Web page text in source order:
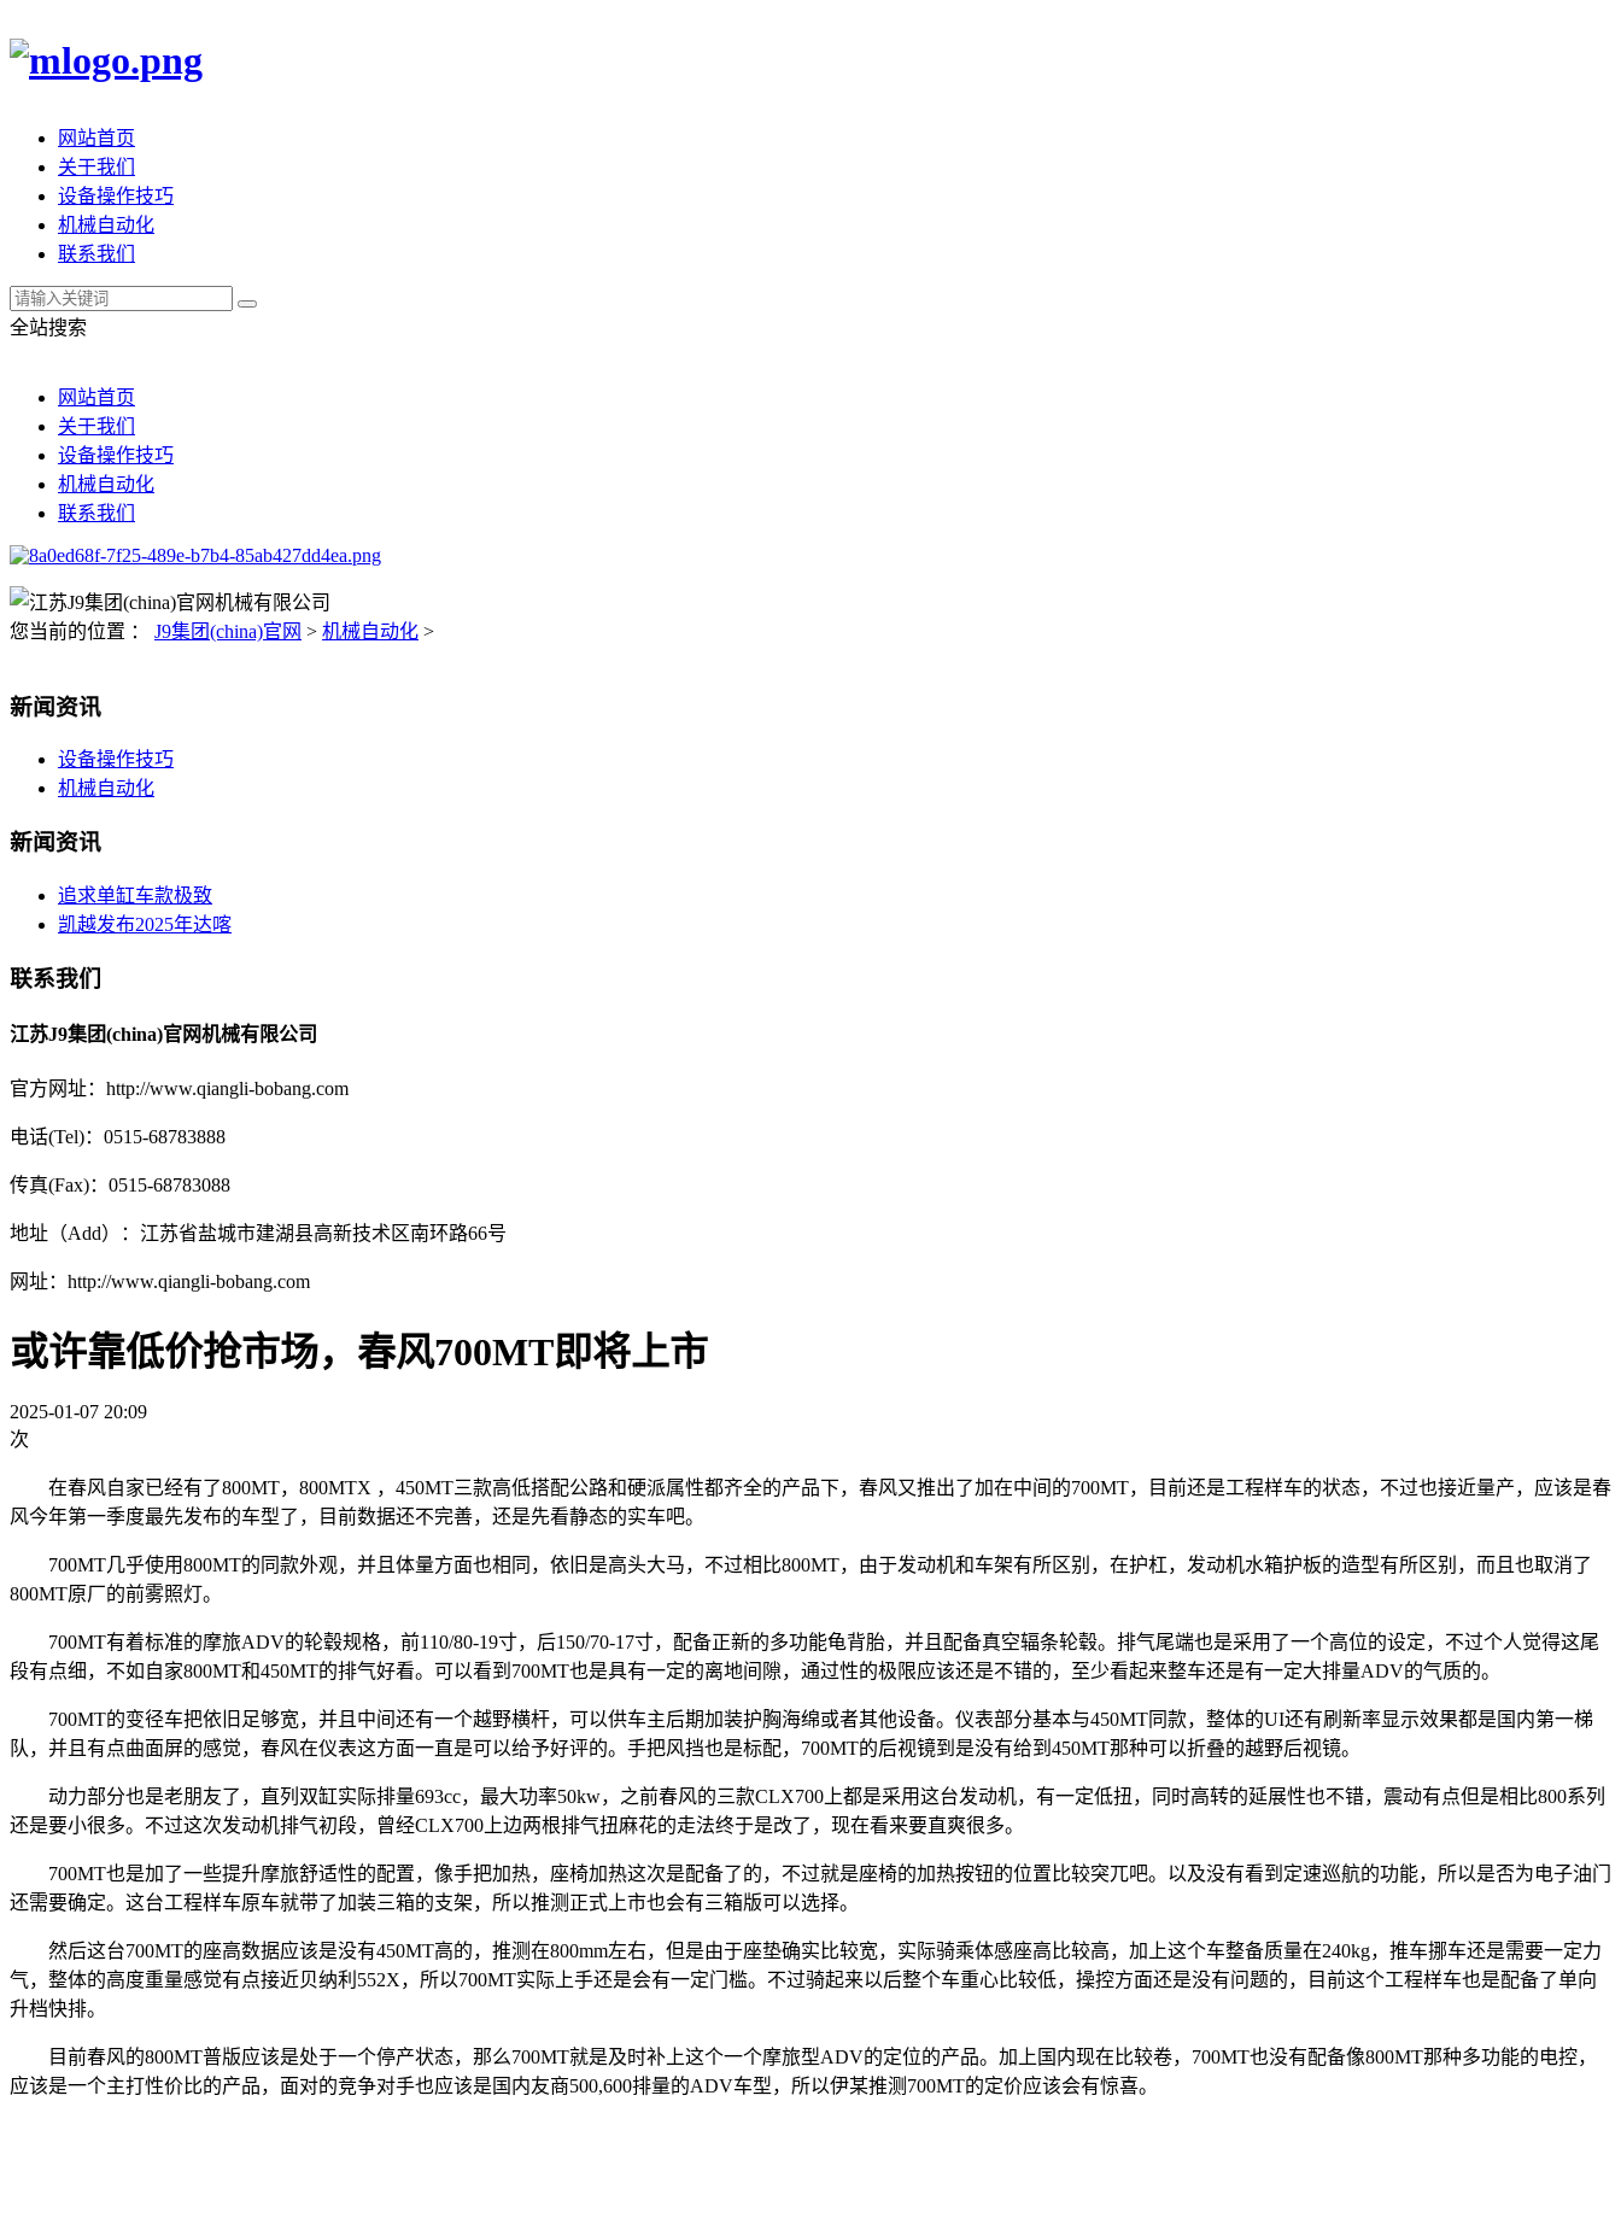
网站首页
关于我们
设备操作技巧
机械自动化
联系我们
全站搜索
网站首页
关于我们
设备操作技巧
机械自动化
联系我们
您当前的位置 ： J9集团(china)官网 > 机械自动化 >
新闻资讯
设备操作技巧
机械自动化
新闻资讯
追求单缸车款极致
凯越发布2025年达喀
联系我们
江苏J9集团(china)官网机械有限公司
官方网址：http://www.qiangli-bobang.com
电话(Tel)：0515-68783888
传真(Fax)：0515-68783088
地址（Add）：江苏省盐城市建湖县高新技术区南环路66号
网址：http://www.qiangli-bobang.com
或许靠低价抢市场，春风700MT即将上市
2025-01-07 20:09
次
在春风自家已经有了800MT，800MTX ，450MT三款高低搭配公路和硬派属性都齐全的产品下，春风又推出了加在中间的700MT，目前还是工程样车的状态，不过也接近量产，应该是春
风今年第一季度最先发布的车型了，目前数据还不完善，还是先看静态的实车吧。
700MT几乎使用800MT的同款外观，并且体量方面也相同，依旧是高头大马，不过相比800MT，由于发动机和车架有所区别，在护杠，发动机水箱护板的造型有所区别，而且也取消了
800MT原厂的前雾照灯。
700MT有着标准的摩旅ADV的轮毂规格，前110/80-19寸，后150/70-17寸，配备正新的多功能龟背胎，并且配备真空辐条轮毂。排气尾端也是采用了一个高位的设定，不过个人觉得这尾
段有点细，不如自家800MT和450MT的排气好看。可以看到700MT也是具有一定的离地间隙，通过性的极限应该还是不错的，至少看起来整车还是有一定大排量ADV的气质的。
700MT的变径车把依旧足够宽，并且中间还有一个越野横杆，可以供车主后期加装护胸海绵或者其他设备。仪表部分基本与450MT同款，整体的UI还有刷新率显示效果都是国内第一梯
队，并且有点曲面屏的感觉，春风在仪表这方面一直是可以给予好评的。手把风挡也是标配，700MT的后视镜到是没有给到450MT那种可以折叠的越野后视镜。
动力部分也是老朋友了，直列双缸实际排量693cc，最大功率50kw，之前春风的三款CLX700上都是采用这台发动机，有一定低扭，同时高转的延展性也不错，震动有点但是相比800系列
还是要小很多。不过这次发动机排气初段，曾经CLX700上边两根排气扭麻花的走法终于是改了，现在看来要直爽很多。
700MT也是加了一些提升摩旅舒适性的配置，像手把加热，座椅加热这次是配备了的，不过就是座椅的加热按钮的位置比较突兀吧。以及没有看到定速巡航的功能，所以是否为电子油门
还需要确定。这台工程样车原车就带了加装三箱的支架，所以推测正式上市也会有三箱版可以选择。
然后这台700MT的座高数据应该是没有450MT高的，推测在800mm左右，但是由于座垫确实比较宽，实际骑乘体感座高比较高，加上这个车整备质量在240kg，推车挪车还是需要一定力
气，整体的高度重量感觉有点接近贝纳利552X，所以700MT实际上手还是会有一定门槛。不过骑起来以后整个车重心比较低，操控方面还是没有问题的，目前这个工程样车也是配备了单向
升档快排。
目前春风的800MT普版应该是处于一个停产状态，那么700MT就是及时补上这个一个摩旅型ADV的定位的产品。加上国内现在比较卷，700MT也没有配备像800MT那种多功能的电控，
应该是一个主打性价比的产品，面对的竞争对手也应该是国内友商500,600排量的ADV车型，所以伊某推测700MT的定价应该会有惊喜。